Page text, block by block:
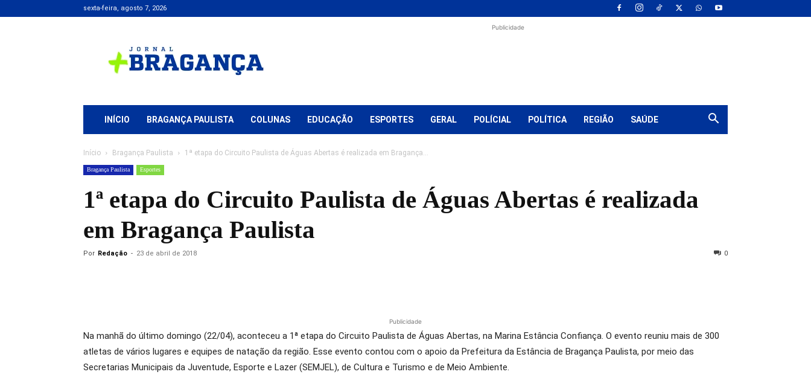
sexta-feira, agosto 7, 2026
+
Bragança
Publicidade
INÍCIO BRAGANÇA PAULISTA COLUNAS EDUCAÇÃO ESPORTES GERAL POLÍCIAL POLÍTICA REGIÃO SAÚDE
Início Bragança Paulista 1ª etapa do Circuito Paulista de Águas Abertas é realizada em Bragança...
Bragança Paulista Esportes
1ª etapa do Circuito Paulista de Águas Abertas é realizada
em Bragança Paulista
Por Redação - 23 de abril de 2018 0
Publicidade
Na manhã do último domingo (22/04), aconteceu a 1ª etapa do Circuito Paulista de Águas Abertas, na Marina Estância Confiança. O evento reuniu mais de 300
atletas de vários lugares e equipes de natação da região. Esse evento contou com o apoio da Prefeitura da Estância de Bragança Paulista, por meio das
Secretarias Municipais da Juventude, Esporte e Lazer (SEMJEL), de Cultura e Turismo e de Meio Ambiente.